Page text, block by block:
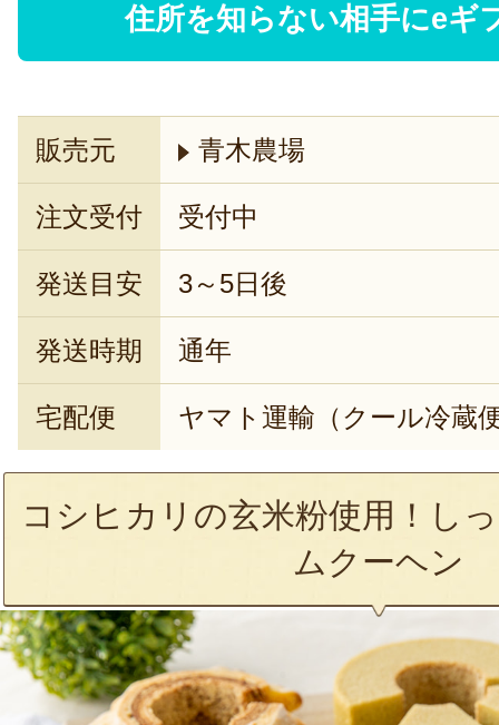
住所を知らない相手にeギ
販売元 青木農場
注文受付 受付中
発送目安 3～5日後
発送時期 通年
宅配便 ヤマト運輸（クール冷蔵
コシヒカリの玄米粉使用！し
ムクーヘン